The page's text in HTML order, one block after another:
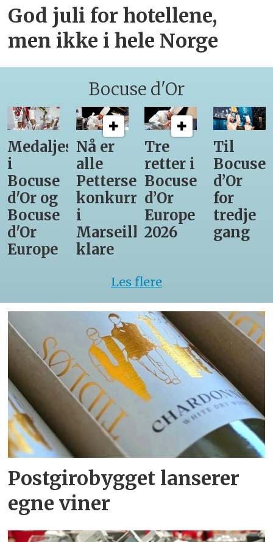
God juli for hotellene,
men ikke i hele Norge
Bocuse d'Or
Medaljestatistikk
i
Bocuse
d'Or og
Bocuse
d'Or
Europe
Nå er
alle
Pettersens
konkurrenter
i
Marseille
klare
Tre
retter i
Bocuse
d’Or
Europe
2026
Til
Bocuse
d’Or
for
tredje
gang
Les flere
Postgirobygget lanserer
egne viner